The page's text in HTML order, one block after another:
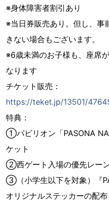
※身体障害者割引あり
※当日券販売あり。但し、事
きない場合もございます。
※6歳未満のお子様も、座席
なります
チケット販売：
https://teket.jp/13501/
特典：
①パビリオン「PASONA
ケット
②西ゲート入場の優先レー
③（小学生以下を対象）『
オリジナルステッカーの配布